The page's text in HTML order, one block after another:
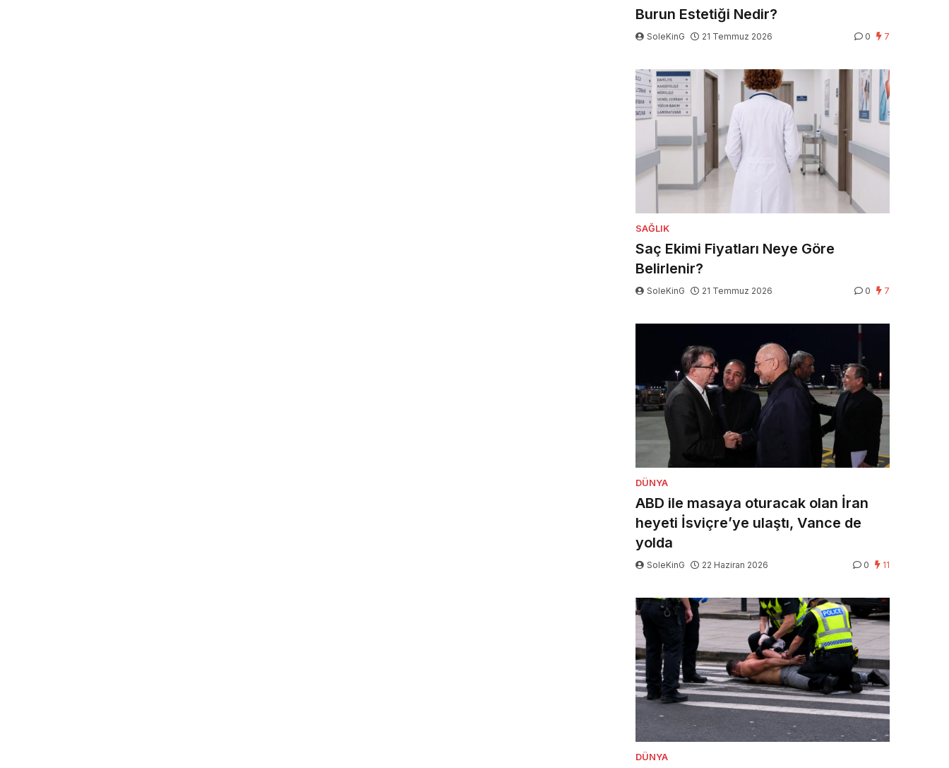
Burun Estetiği Nedir?
SoleKinG 21 Temmuz 2026 0 7
SAĞLIK
Saç Ekimi Fiyatları Neye Göre
Belirlenir?
SoleKinG 21 Temmuz 2026 0 7
DÜNYA
ABD ile masaya oturacak olan İran
heyeti İsviçre’ye ulaştı, Vance de
yolda
SoleKinG 22 Haziran 2026 0 11
DÜNYA